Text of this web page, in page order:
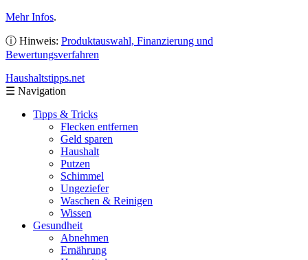
Mehr Infos.
ⓘ Hinweis: Produktauswahl, Finanzierung und
Bewertungsverfahren
Haushaltstipps.net
☰ Navigation
Tipps & Tricks
Flecken entfernen
Geld sparen
Haushalt
Putzen
Schimmel
Ungeziefer
Waschen & Reinigen
Wissen
Gesundheit
Abnehmen
Ernährung